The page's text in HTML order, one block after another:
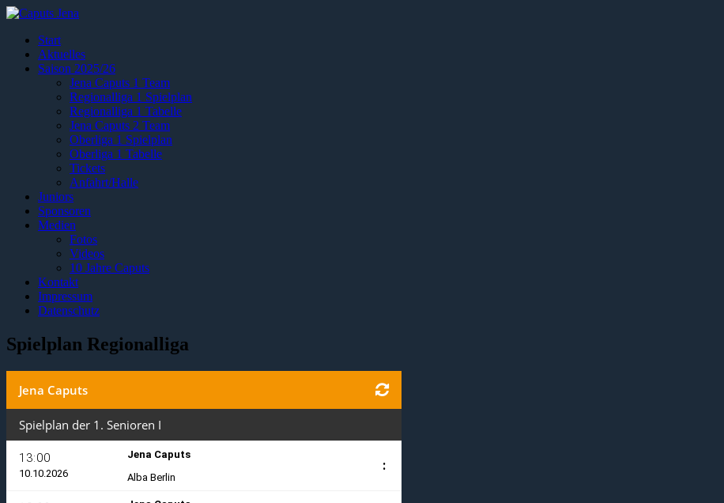
Start
Aktuelles
Saison 2025/26
Jena Caputs 1 Team
Regionalliga 1 Spielplan
Regionalliga 1 Tabelle
Jena Caputs 2 Team
Oberliga 1 Spielplan
Oberliga 1 Tabelle
Tickets
Anfahrt/Halle
Juniors
Sponsoren
Medien
Fotos
Videos
10 Jahre Caputs
Kontakt
Impressum
Datenschutz
Spielplan Regionalliga